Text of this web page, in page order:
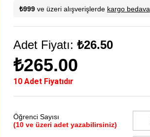
₺999 ve üzeri alışverişlerde kargo bedava
Adet Fiyatı: ₺26.50
₺265.00
10 Adet Fiyatıdır
Öğrenci Sayısı
(10 ve üzeri adet yazabilirsiniz)